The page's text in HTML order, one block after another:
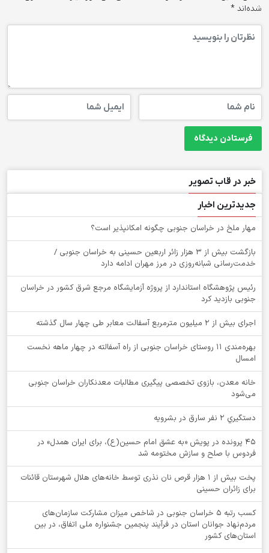
شده‌اند *
خبر در قاب تصویر
جدیدترین اخبار
‌مهار ملخ در خراسان جنوبی چگونه امکانپذیر است؟
بازگشت بیش از ۳ هزار زائر اربعین حسینی به خراسان جنوبی /
خدمت‌رسانی شبانه‌روزی در مرز مهران ادامه دارد
رئیس پژوهشگاه استاندارد از پروژه آزمایشگاه مرجع شرق کشور در خراسان
جنوبی بازدید کرد
اجرای بیش از ۲ میلیون مترمربع آسفالت معابر طی چهار سال گذشته
بهره‌مندی ۱۱ روستای خراسان جنوبی از راه آسفالته در چهار ماهه نخست
امسال
خانه معدن، بازوی تخصصی پیگیری مطالبات معدنکاران خراسان جنوبی
می‌شود
دستگيري 2 نفر سارق در بشرويه
۴۵ پرونده در پویش «به عشق امام حسین(ع)، برای ایران همدل» در
فردوس با صلح و سازش مختومه شد
پخت بیش از 1 هزار قرص نان نذری توسط خانه‌های هلال شهرستان قائنات
برای زائران حسینی
کسب رتبه ۵ خراسان جنوبی در شاخص میزان مشارکت سازمان‌های
مردم‌نهاد جوانان استان در فرآیند پنجمین جشنواره ملی اتفاق، در بین
استان‌های کشور